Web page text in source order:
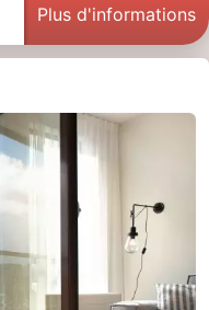
Plus d'informations